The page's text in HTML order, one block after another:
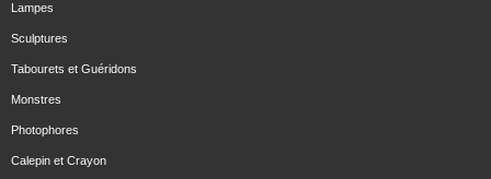
Lampes
Sculptures
Tabourets et Guéridons
Monstres
Photophores
Calepin et Crayon